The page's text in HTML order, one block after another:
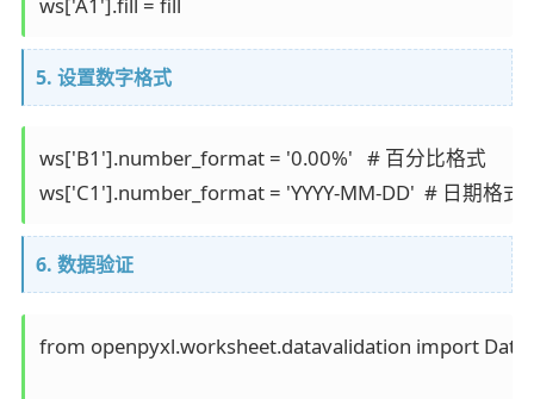
5. 设置数字格式
ws['B1'].number_format = '0.00%'   # 百分比格式
ws['C1'].number_format = 'YYYY-MM-DD'  # 日期格式
6. 数据验证
from openpyxl.worksheet.datavalidation import